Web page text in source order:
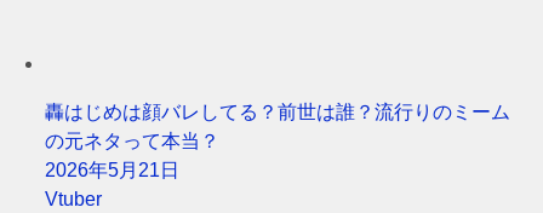
轟はじめは顔バレしてる？前世は誰？流行りのミーム
の元ネタって本当？
2026年5月21日
Vtuber